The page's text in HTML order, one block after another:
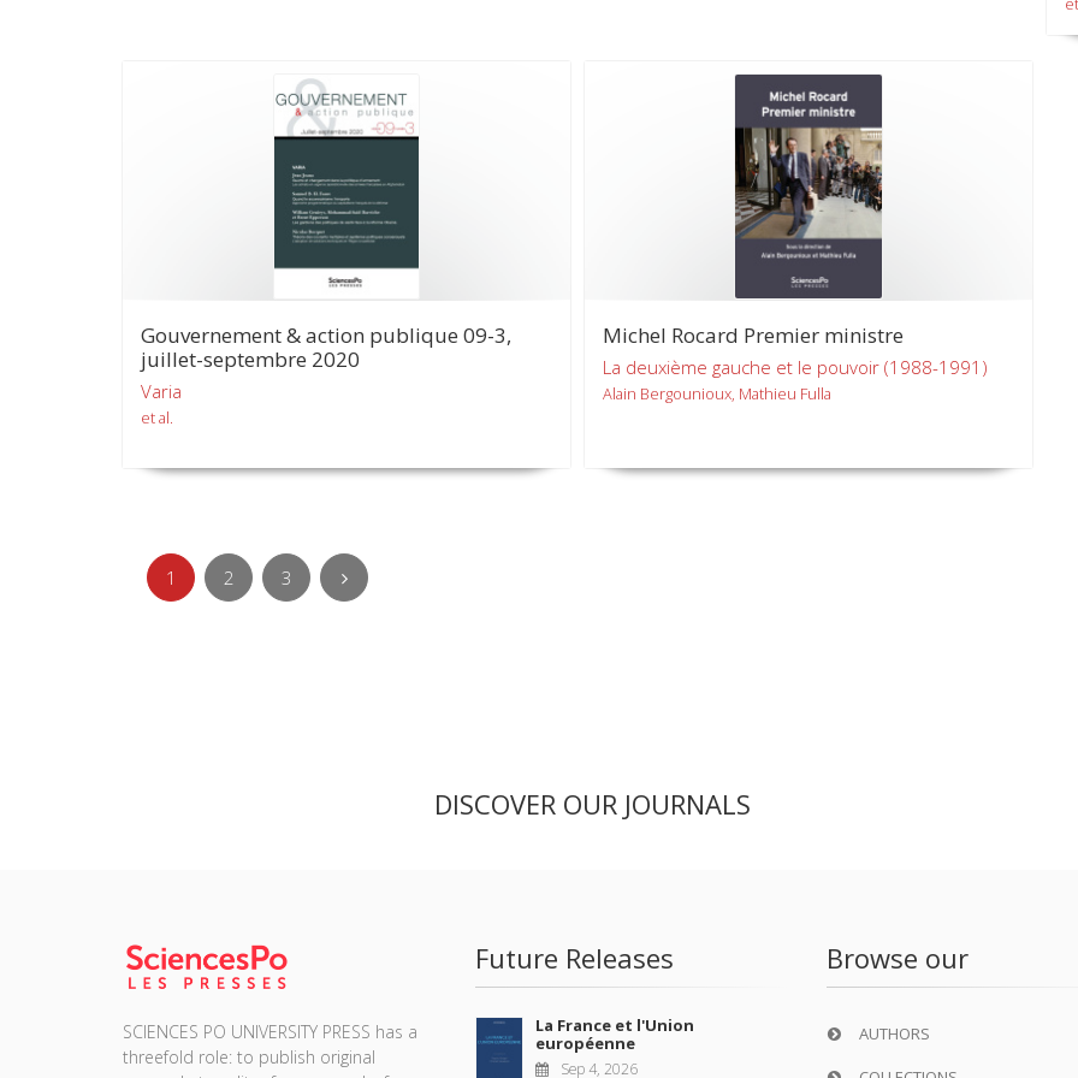
Gouvernement & action publique 09-3,
juillet-septembre 2020
Varia
et al.
Michel Rocard Premier ministre
La deuxième gauche et le pouvoir (1988-1991)
Alain Bergounioux, Mathieu Fulla
1 2 3
DISCOVER OUR JOURNALS
SCIENCES PO UNIVERSITY PRESS has a
threefold role: to publish original
Future Releases
La France et l'Union
européenne
Sep 4, 2026
Browse our
AUTHORS